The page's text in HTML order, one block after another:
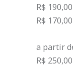
R$ 190,00
R$
a partir
R$ 250,00